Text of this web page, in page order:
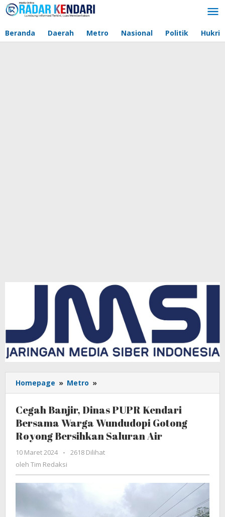
Lewati
ke
Beranda Daerah Metro Nasional Politik
Homepage » Metro »
Banjir,
PUPR
Kendari
Bersama
Wundudopi
Royong
Bersihkan
Cegah Banjir, Dinas PUPR Kendari
Bersama Warga Wundudopi Gotong
Royong Bersihkan Saluran Air
10 Maret 2024
oleh
Tim
-
2618 Dilihat
oleh Tim Redaksi